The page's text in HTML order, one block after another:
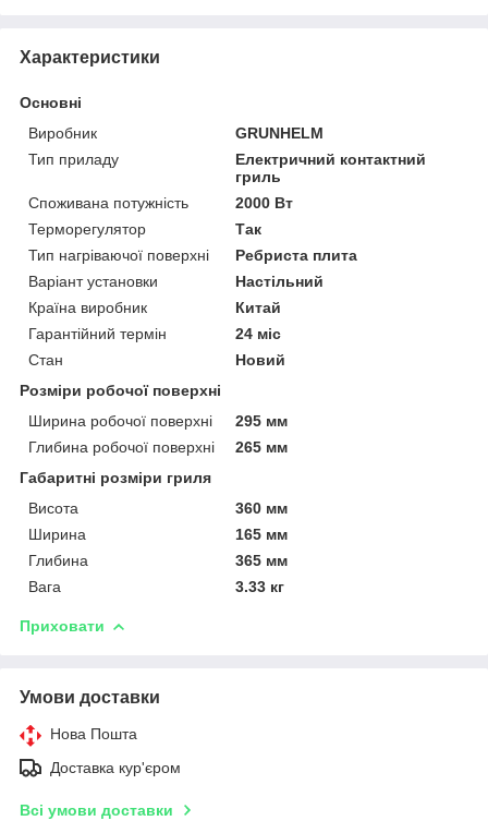
Характеристики
Основні
Виробник
GRUNHELM
Тип приладу
Електричний контактний
гриль
Споживана потужність
2000 Вт
Терморегулятор
Так
Тип нагріваючої поверхні
Ребриста плита
Варіант установки
Настільний
Країна виробник
Китай
Гарантійний термін
24 міс
Стан
Новий
Розміри робочої поверхні
Ширина робочої поверхні
295 мм
Глибина робочої поверхні
265 мм
Габаритні розміри гриля
Висота
360 мм
Ширина
165 мм
Глибина
365 мм
Вага
3.33 кг
Приховати
Умови доставки
Нова Пошта
Доставка кур'єром
Всі умови доставки